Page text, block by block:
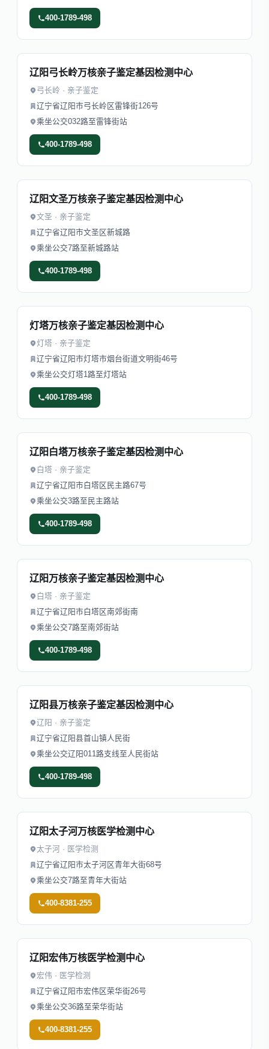
400-1789-498
辽阳弓长岭万核亲子鉴定基因检测中心
弓长岭 · 亲子鉴定
辽宁省辽阳市弓长岭区雷锋街126号
乘坐公交032路至雷锋街站
400-1789-498
辽阳文圣万核亲子鉴定基因检测中心
文圣 · 亲子鉴定
辽宁省辽阳市文圣区新城路
乘坐公交7路至新城路站
400-1789-498
灯塔万核亲子鉴定基因检测中心
灯塔 · 亲子鉴定
辽宁省辽阳市灯塔市烟台街道文明街46号
乘坐公交灯塔1路至灯塔站
400-1789-498
辽阳白塔万核亲子鉴定基因检测中心
白塔 · 亲子鉴定
辽宁省辽阳市白塔区民主路67号
乘坐公交3路至民主路站
400-1789-498
辽阳万核亲子鉴定基因检测中心
白塔 · 亲子鉴定
辽宁省辽阳市白塔区南郊街南
乘坐公交7路至南郊街站
400-1789-498
辽阳县万核亲子鉴定基因检测中心
辽阳 · 亲子鉴定
辽宁省辽阳县首山镇人民街
乘坐公交辽阳011路支线至人民街站
400-1789-498
辽阳太子河万核医学检测中心
太子河 · 医学检测
辽宁省辽阳市太子河区青年大街68号
乘坐公交7路至青年大街站
400-8381-255
辽阳宏伟万核医学检测中心
宏伟 · 医学检测
辽宁省辽阳市宏伟区荣华街26号
乘坐公交36路至荣华街站
400-8381-255